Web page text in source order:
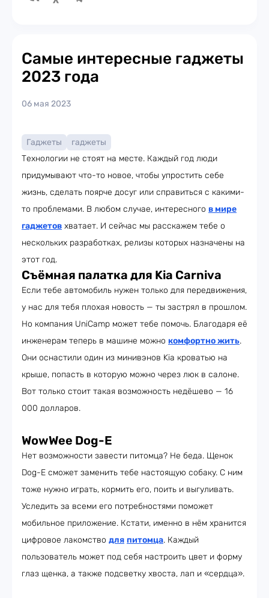
Самые интересные гаджеты
2023 года
06 мая 2023
Гаджеты
гаджеты
Технологии не стоят на месте. Каждый год люди
придумывают что-то новое, чтобы упростить себе
жизнь, сделать поярче досуг или справиться с какими-
то проблемами. В любом случае, интересного в мире
гаджетов хватает. И сейчас мы расскажем тебе о
нескольких разработках, релизы которых назначены на
этот год.
Съёмная палатка для Kia Carniva
Если тебе автомобиль нужен только для передвижения,
у нас для тебя плохая новость — ты застрял в прошлом.
Но компания UniCamp может тебе помочь. Благодаря её
инженерам теперь в машине можно комфортно жить.
Они оснастили один из минивэнов Kia кроватью на
крыше, попасть в которую можно через люк в салоне.
Вот только стоит такая возможность недёшево — 16
000 долларов.
WowWee Dog-E
Нет возможности завести питомца? Не беда. Щенок
Dog-E сможет заменить тебе настоящую собаку. С ним
тоже нужно играть, кормить его, поить и выгуливать.
Уследить за всеми его потребностями поможет
мобильное приложение. Кстати, именно в нём хранится
цифровое лакомство для питомца. Каждый
пользователь может под себя настроить цвет и форму
глаз щенка, а также подсветку хвоста, лап и «сердца».